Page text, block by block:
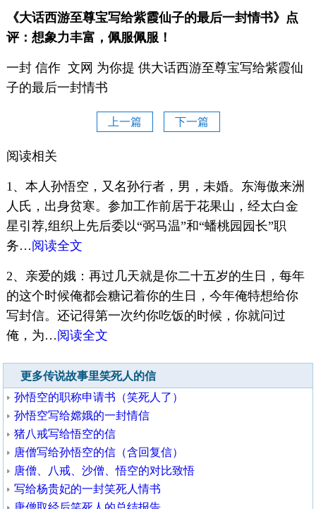
《大话西游至尊宝写给紫霞仙子的最后一封情书》点
评：想象力丰富，佩服佩服！
一封 信作 文网 为你提 供大话西游至尊宝写给紫霞仙
子的最后一封情书
上一篇 下一篇
阅读相关
1、本人孙悟空，又名孙行者，男，未婚。东海傲来洲
人氏，出身贫寒。参加工作前居于花果山，经太白金
星引荐,组织上先后委以“弼马温”和“蟠桃园园长”职
务…阅读全文
2、亲爱的娥：再过几天就是你二十五岁的生日，每年
的这个时候俺都会糖记着你的生日，今年俺特想给你
写封信。还记得第一次约你吃饭的时候，你就问过
俺，为…阅读全文
更多传说故事里笑死人的信
孙悟空的职称申请书（笑死人了）
孙悟空写给嫦娥的一封情信
猪八戒写给悟空的信
唐僧写给孙悟空的信（含回复信）
唐僧、八戒、沙僧、悟空的对比致悟
写给杨贵妃的一封笑死人情书